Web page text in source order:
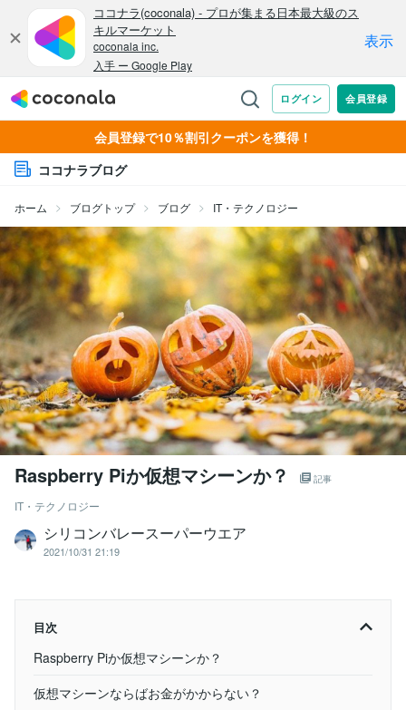
会員登録で10％割引クーポンを獲得！
ココナラブログ
ホーム ブログトップ ブログ IT・テクノロジー
Raspberry Piか仮想マシーンか？ 記事
IT・テクノロジー
シリコンバレースーパーウエア
2021/10/31 21:19
目次
Raspberry Piか仮想マシーンか？
仮想マシーンならばお金がかからない？